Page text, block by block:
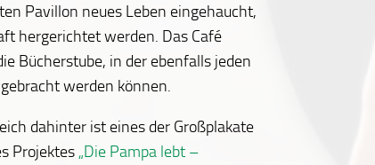
Pavillon neues Leben eingehaucht,
hergerichtet werden. Das Café
Bücherstube, in der ebenfalls jeden
werden können.
dahinter ist eines der Großplakate
Projektes „Die Pampa lebt –